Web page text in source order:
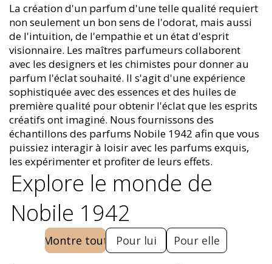
La création d'un parfum d'une telle qualité requiert
non seulement un bon sens de l'odorat, mais aussi
de l'intuition, de l'empathie et un état d'esprit
visionnaire. Les maîtres parfumeurs collaborent
avec les designers et les chimistes pour donner au
parfum l'éclat souhaité. Il s'agit d'une expérience
sophistiquée avec des essences et des huiles de
première qualité pour obtenir l'éclat que les esprits
créatifs ont imaginé. Nous fournissons des
échantillons des parfums Nobile 1942 afin que vous
puissiez interagir à loisir avec les parfums exquis,
les expérimenter et profiter de leurs effets.
Explore le monde de
Nobile 1942
Montre tout Pour lui Pour elle